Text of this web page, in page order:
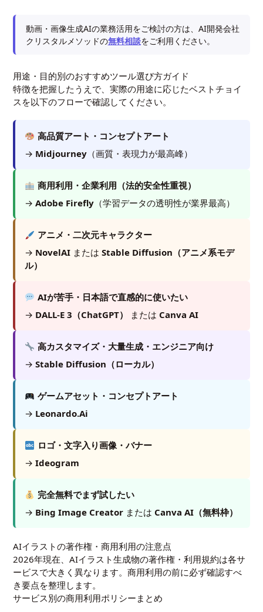
動画・画像生成AIの業務活用をご検討の方は、AI開発会社
クリスタルメソッドの無料相談をご利用ください。
用途・目的別のおすすめツール選び方ガイド
特徴を把握したうえで、実際の用途に応じたベストチョイ
スを以下のフローで確認してください。
高品質アート・コンセプトアート
→ Midjourney （画質・表現力が最高峰）
商用利用・企業利用（法的安全性重視）
→Adobe Firefly （学習データの透明性が業界最高）
アニメ・二次元キャラクター
→ NovelAI またはStable Diffusion（アニメ系モデ
ル）
AIが苦手・日本語で直感的に使いたい
→ DALL-E 3（ChatGPT） または Canva AI
高カスタマイズ・大量生成・エンジニア向け
→Stable Diffusion（ローカル）
ゲームアセット・コンセプトアート
→ Leonardo.Ai
ロゴ・文字入り画像・バナー
→Ideogram
完全無料でまず試したい
→ Bing Image Creator または Canva AI（無料枠）
AIイラストの著作権・商用利用の注意点
2026年現在、AIイラスト生成物の著作権・利用規約は各サ
ービスで大きく異なります。商用利用の前に必ず確認すべ
き要点を整理します。
サービス別の商用利用ポリシーまとめ